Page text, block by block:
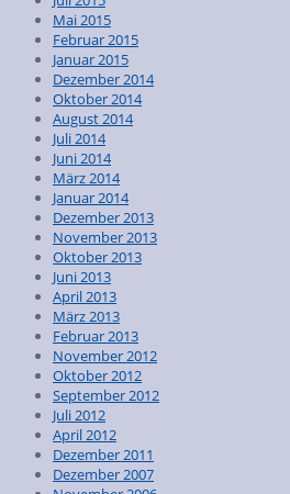
Mai 2015
Februar 2015
Januar 2015
Dezember 2014
Oktober 2014
August 2014
Juli 2014
Juni 2014
März 2014
Januar 2014
Dezember 2013
November 2013
Oktober 2013
Juni 2013
April 2013
März 2013
Februar 2013
November 2012
Oktober 2012
September 2012
Juli 2012
April 2012
Dezember 2011
Dezember 2007